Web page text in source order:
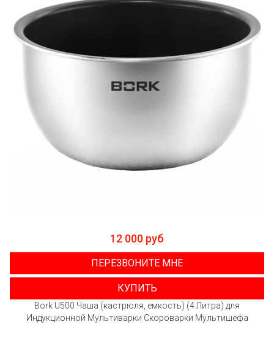
12 000 руб
ПЕРЕЗВОНИТЕ МНЕ
КУПИТЬ
Bork U500 Чаша (кастрюля, емкость) (4 Литра) для
Индукционной Мультиварки Скороварки Мультишефа